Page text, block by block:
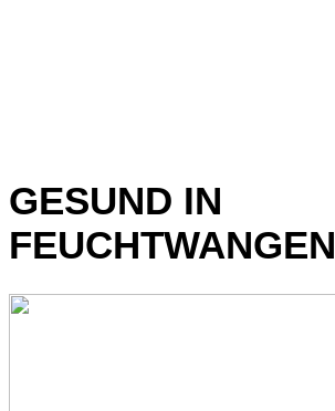
GESUND IN
FEUCHTWANGEN